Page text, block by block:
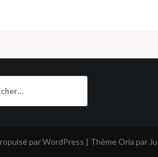
par WordPress | Thème Oria par